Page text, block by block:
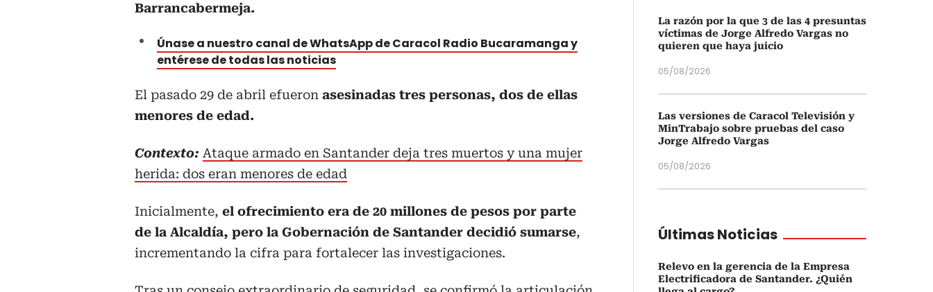
Barrancabermeja.
Únase a nuestro canal de WhatsApp de Caracol Radio Bucaramanga y
entérese de todas las noticias
El pasado 29 de abril efueron asesinadas tres personas, dos de ellas
menores de edad.
Contexto: Ataque armado en Santander deja tres muertos y una mujer
herida: dos eran menores de edad
Inicialmente, el ofrecimiento era de 20 millones de pesos por parte
de la Alcaldía, pero la Gobernación de Santander decidió sumarse,
incrementando la cifra para fortalecer las investigaciones.
La razón por la que 3 de las 4 presuntas
víctimas de Jorge Alfredo Vargas no
quieren que haya juicio
05/08/2026
Las versiones de Caracol Televisión y
MinTrabajo sobre pruebas del caso
Jorge Alfredo Vargas
05/08/2026
Últimas Noticias
Relevo en la gerencia de la Empresa
Electrificadora de Santander. ¿Quién